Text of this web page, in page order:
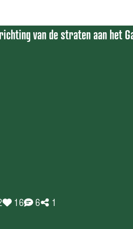
van de straten aan het
16 6 1